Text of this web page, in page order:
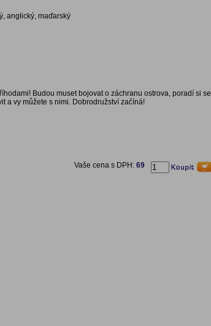
anglický, maďarský
Budou muset bojovat o záchranu ostrova, poradí si se
a vy můžete s nimi. Dobrodružství začíná!
Vaše cena s DPH: 69